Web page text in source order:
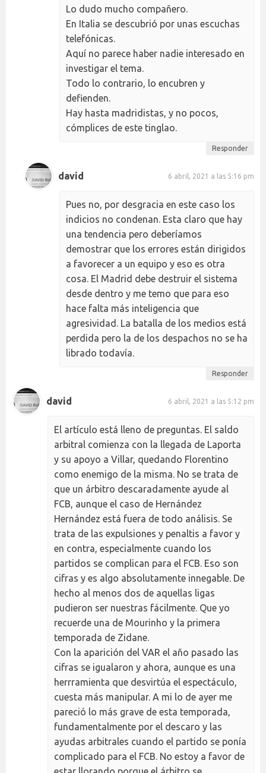
Lo dudo mucho compañero.
En Italia se descubrió por unas escuchas
telefónicas.
Aquí no parece haber nadie interesado en
investigar el tema.
Todo lo contrario, lo encubren y
defienden.
Hay hasta madridistas, y no pocos,
cómplices de este tinglao.
Responder
david 6 abril, 2021 a las 5:16 pm
Pues no, por desgracia en este caso los
indicios no condenan. Esta claro que hay
una tendencia pero deberíamos
demostrar que los errores están dirigidos
a favorecer a un equipo y eso es otra
cosa. El Madrid debe destruir el sistema
desde dentro y me temo que para eso
hace falta más inteligencia que
agresividad. La batalla de los medios está
perdida pero la de los despachos no se ha
librado todavía.
Responder
david 6 abril, 2021 a las 5:12 pm
El artículo está lleno de preguntas. El saldo
arbitral comienza con la llegada de Laporta
y su apoyo a Villar, quedando Florentino
como enemigo de la misma. No se trata de
que un árbitro descaradamente ayude al
FCB, aunque el caso de Hernández
Hernández está fuera de todo análisis. Se
trata de las expulsiones y penaltis a favor y
en contra, especialmente cuando los
partidos se complican para el FCB. Eso son
cifras y es algo absolutamente innegable. De
hecho al menos dos de aquellas ligas
pudieron ser nuestras fácilmente. Que yo
recuerde una de Mourinho y la primera
temporada de Zidane.
Con la aparición del VAR el año pasado las
cifras se igualaron y ahora, aunque es una
herrramienta que desvirtúa el espectáculo,
cuesta más manipular. A mi lo de ayer me
pareció lo más grave de esta temporada,
fundamentalmente por el descaro y las
ayudas arbitrales cuando el partido se ponía
complicado para el FCB. No estoy a favor de